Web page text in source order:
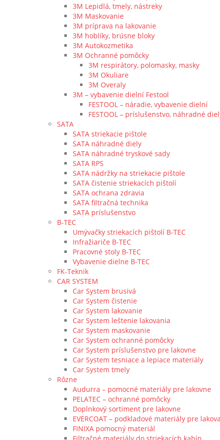
3M Lepidlá, tmely, nástreky
3M Maskovanie
3M príprava na lakovanie
3M hoblíky, brúsne bloky
3M Autokozmetika
3M Ochranné pomôcky
3M respirátory, polomasky, masky
3M Okuliare
3M Overaly
3M – vybavenie dielní Festool
FESTOOL – náradie, vybavenie dielní
FESTOOL – príslušenstvo, náhradné
SATA
SATA striekacie pištole
SATA náhradné diely
SATA náhradné tryskové sady
SATA RPS
SATA nádržky na striekacie pištole
SATA čistenie striekacích pištolí
SATA ochrana zdravia
SATA filtračná technika
SATA príslušenstvo
B-TEC
Umývačky striekacích pištolí B-TEC
Infražiariče B-TEC
Pracovné stoly B-TEC
Vybavenie dielne B-TEC
FK-Teknik
CAR SYSTEM
Car System brusivá
Car System čistenie
Car System lakovanie
Car System leštenie lakovania
Car System maskovanie
Car System ochranné pomôcky
Car System príslušenstvo pre lakovne
Car System tesniace a lepiace materiály
Car System tmely
Rôzne
Audurra – pomocné materiály pre lakovne
PELATEC – ochranné pomôcky
Doplnkový sortiment pre lakovne
EVERCOAT – podkladové materiály pre
FINIXA pomocný materiál